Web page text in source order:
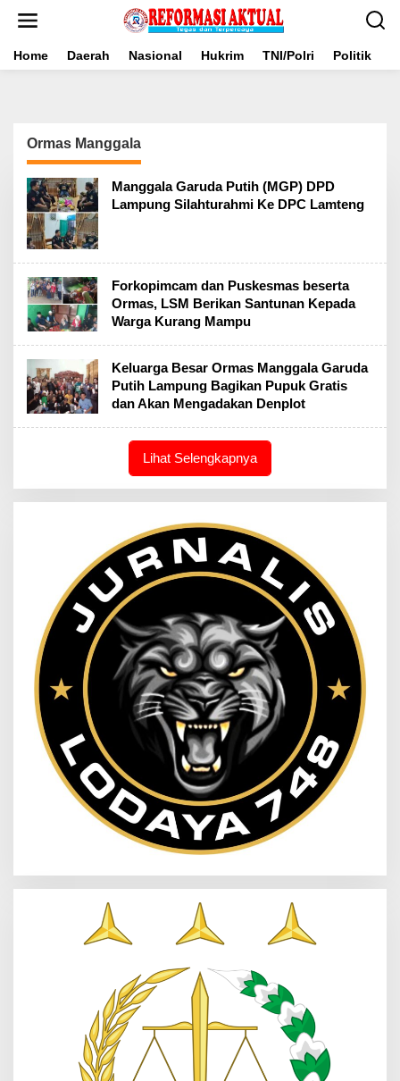
Home Daerah Nasional Hukrim TNI/Polri Politik
Ormas Manggala
Manggala Garuda Putih (MGP) DPD
Lampung Silahturahmi Ke DPC Lamteng
Forkopimcam dan Puskesmas beserta
Ormas, LSM Berikan Santunan Kepada
Warga Kurang Mampu
Keluarga Besar Ormas Manggala Garuda
Putih Lampung Bagikan Pupuk Gratis
dan Akan Mengadakan Denplot
Lihat Selengkapnya